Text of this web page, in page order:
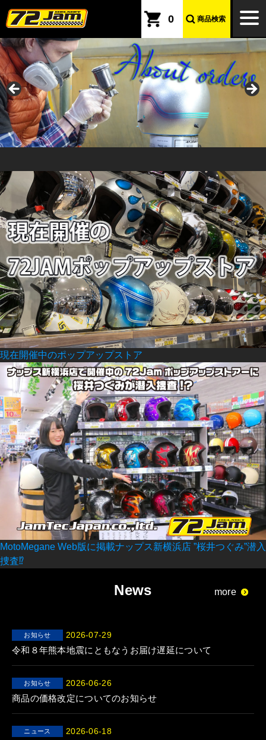
本文へ
0 商品検索
現在開催中のポップアップストア
MotoMegane Web版に掲載ナップス新横浜店 ”桜井つぐみ”潜入
捜査⁉
News more
お知らせ 2026-07-29
令和８年熊本地震にともなうお届け遅延について
お知らせ 2026-06-26
商品の価格改定についてのお知らせ
ニュース 2026-06-18